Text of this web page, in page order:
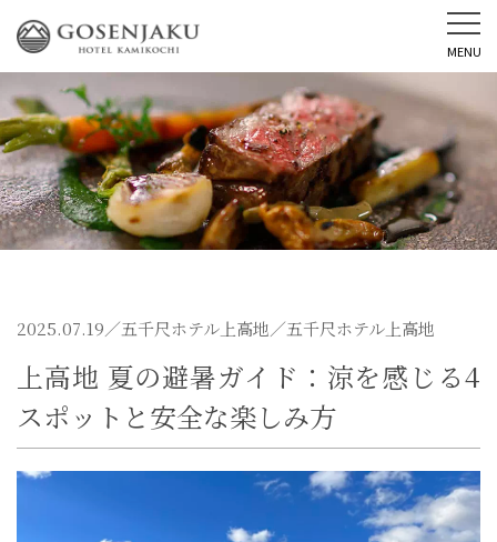
MENU
2025.07.19／五千尺ホテル上高地／五千尺ホテル上高地
上高地 夏の避暑ガイド：涼を感じる4
スポットと安全な楽しみ方